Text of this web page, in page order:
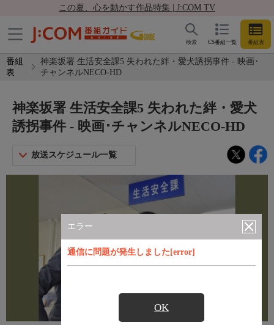
この夏、心を動かす作品特集 | J:COM TV
CS番組一覧 番組表
検索
番組
表
神楽坂署 生活安全課5 失われた絆・愛犬誘拐事件 - 映画･
チャンネルNECO-HD
エラー
通信に問題が発生しました[error]
OK
神楽坂署 生活安全課5 失われた絆・愛犬
誘拐事件 - 映画･チャンネルNECO-HD
放送スケジュール一覧